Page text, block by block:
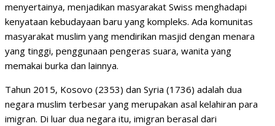
menyertainya, menjadikan masyarakat Swiss menghadapi
kenyataan kebudayaan baru yang kompleks. Ada komunitas
masyarakat muslim yang mendirikan masjid dengan menara
yang tinggi, penggunaan pengeras suara, wanita yang
memakai burka dan lainnya.
Tahun 2015, Kosovo (2353) dan Syria (1736) adalah dua
negara muslim terbesar yang merupakan asal kelahiran para
imigran. Di luar dua negara itu, imigran berasal dari